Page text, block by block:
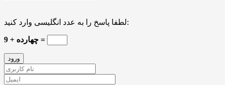
لطفا پاسخ را به عدد انگلیسی وارد کنید:
چهارده + 9 =